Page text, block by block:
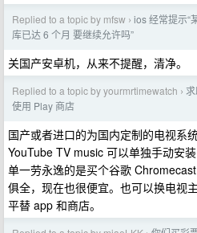
Replied to a topic by mfsw › ios 经常提示“
库已达 6 个月 要继续允许吗”
关国产安卓机，从来不提醒，清净。
Replied to a topic by yourmrtimewatch ›
使用 Play 商店
国产或者进口的为国内定制的电视系
YouTube TV music 可以单独手动安
单一劳永逸的是买个谷歌
俱全，现在也很便宜。也可以换电视
平替 app 和商店。